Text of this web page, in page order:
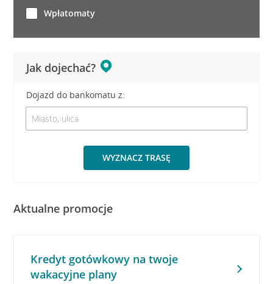
Jak dojechać?
Dojazd do bankomatu z:
WYZNACZ TRASĘ
Wpłatomaty
Aktualne promocje
Kredyt gotówkowy na twoje
wakacyjne plany